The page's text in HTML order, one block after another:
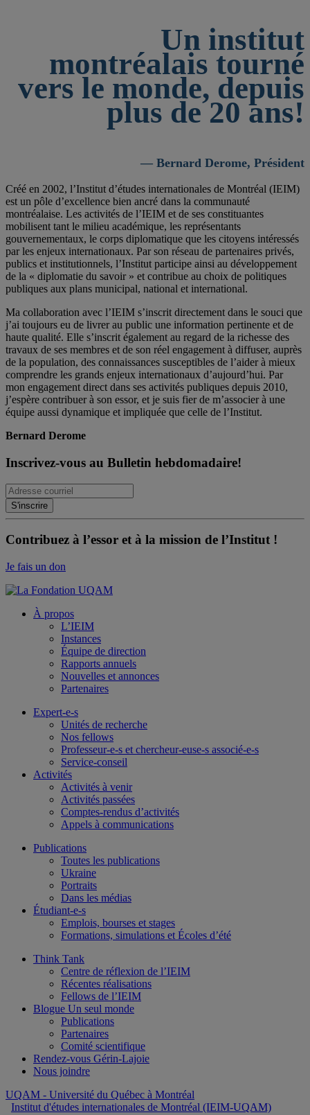
Un institut
montréalais tourné
vers le monde, depuis
plus de 20 ans!
— Bernard Derome, Président
Créé en 2002, l’Institut d’études internationales de Montréal (IEIM)
est un pôle d’excellence bien ancré dans la communauté
montréalaise. Les activités de l’IEIM et de ses constituantes
mobilisent tant le milieu académique, les représentants
gouvernementaux, le corps diplomatique que les citoyens intéressés
par les enjeux internationaux. Par son réseau de partenaires privés,
publics et institutionnels, l’Institut participe ainsi au développement
de la « diplomatie du savoir » et contribue au choix de politiques
publiques aux plans municipal, national et international.
Ma collaboration avec l’IEIM s’inscrit directement dans le souci que
j’ai toujours eu de livrer au public une information pertinente et de
haute qualité. Elle s’inscrit également au regard de la richesse des
travaux de ses membres et de son réel engagement à diffuser, auprès
de la population, des connaissances susceptibles de l’aider à mieux
comprendre les grands enjeux internationaux d’aujourd’hui. Par
mon engagement direct dans ses activités publiques depuis 2010,
j’espère contribuer à son essor, et je suis fier de m’associer à une
équipe aussi dynamique et impliquée que celle de l’Institut.
Bernard Derome
Inscrivez-vous au Bulletin hebdomadaire!
Contribuez à l’essor et à la mission de l’Institut !
Je fais un don
À propos
L’IEIM
Instances
Équipe de direction
Rapports annuels
Nouvelles et annonces
Partenaires
Expert-e-s
Unités de recherche
Nos fellows
Professeur-e-s et chercheur-euse-s associé-e-s
Service-conseil
Activités
Activités à venir
Activités passées
Comptes-rendus d’activités
Appels à communications
Publications
Toutes les publications
Ukraine
Portraits
Dans les médias
Étudiant-e-s
Emplois, bourses et stages
Formations, simulations et Écoles d’été
Think Tank
Centre de réflexion de l’IEIM
Récentes réalisations
Fellows de l’IEIM
Blogue Un seul monde
Publications
Partenaires
Comité scientifique
Rendez-vous Gérin-Lajoie
Nous joindre
UQAM - Université du Québec à Montréal
Institut d'études internationales de Montréal (IEIM-UQAM)